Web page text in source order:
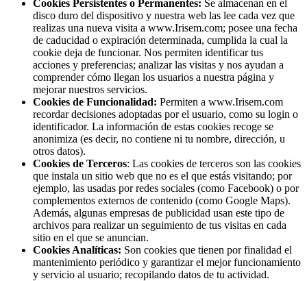
Cookies Persistentes o Permanentes: Se almacenan en el
disco duro del dispositivo y nuestra web las lee cada vez que
realizas una nueva visita a www.Irisem.com; posee una fecha
de caducidad o expiración determinada, cumplida la cual la
cookie deja de funcionar. Nos permiten identificar tus
acciones y preferencias; analizar las visitas y nos ayudan a
comprender cómo llegan los usuarios a nuestra página y
mejorar nuestros servicios.
Cookies de Funcionalidad: Permiten a www.Irisem.com
recordar decisiones adoptadas por el usuario, como su login o
identificador. La información de estas cookies recoge se
anonimiza (es decir, no contiene ni tu nombre, dirección, u
otros datos).
Cookies de Terceros: Las cookies de terceros son las cookies
que instala un sitio web que no es el que estás visitando; por
ejemplo, las usadas por redes sociales (como Facebook) o por
complementos externos de contenido (como Google Maps).
Además, algunas empresas de publicidad usan este tipo de
archivos para realizar un seguimiento de tus visitas en cada
sitio en el que se anuncian.
Cookies Analíticas: Son cookies que tienen por finalidad el
mantenimiento periódico y garantizar el mejor funcionamiento
y servicio al usuario; recopilando datos de tu actividad.